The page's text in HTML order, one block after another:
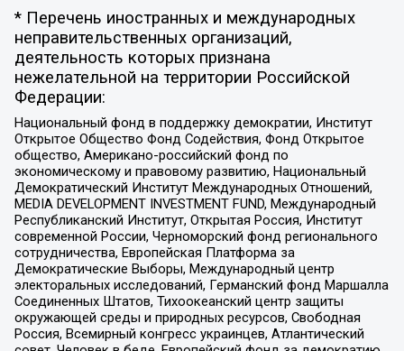
* Перечень иностранных и международных
неправительственных организаций,
деятельность которых признана
нежелательной на территории Российской
Федерации:
Национальный фонд в поддержку демократии, Институт
Открытое Общество Фонд Содействия, Фонд Открытое
общество, Американо-российский фонд по
экономическому и правовому развитию, Национальный
Демократический Институт Международных Отношений,
MEDIA DEVELOPMENT INVESTMENT FUND, Международный
Республиканский Институт, Открытая Россия, Институт
современной России, Черноморский фонд регионального
сотрудничества, Европейская Платформа за
Демократические Выборы, Международный центр
электоральных исследований, Германский фонд Маршалла
Соединенных Штатов, Тихоокеанский центр защиты
окружающей среды и природных ресурсов, Свободная
Россия, Всемирный конгресс украинцев, Атлантический